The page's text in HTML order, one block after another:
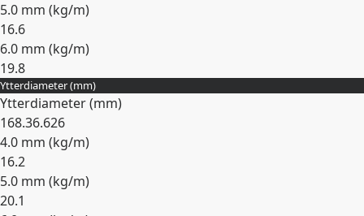
5.0 mm (kg/m)
16.6
6.0 mm (kg/m)
19.8
Expandera
Ytterdiameter (mm)
Ytterdiameter (mm)
168.36.626
4.0 mm (kg/m)
16.2
5.0 mm (kg/m)
20.1